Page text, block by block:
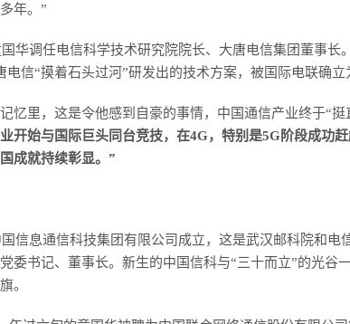
年。”
华调任电信科学技术研究院院长、大唐电信集团董事长
电信“摸着石头过河”研发出的技术方案，被国际电联确立
忆里，这是令他感到自豪的事情，中国通信产业终于“挺
开始与国际巨头同台竞技，在4G，特别是5G阶段成功
成就持续彰显。”
信息通信科技集团有限公司成立，这是武汉邮科院和电
委书记、董事长。新生的中国信科与“三十而立”的光谷
。